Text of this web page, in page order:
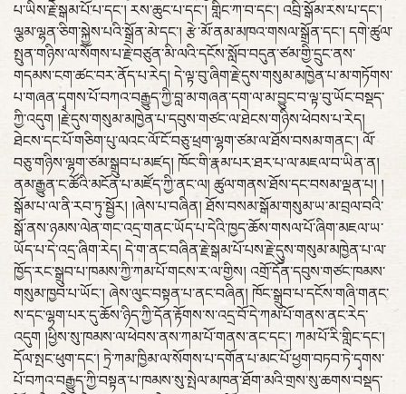
པ་ཡིས་རྗེ་སྒམ་པོ་པ་དང་། རས་ཆུང་པ་དང་། གླིང་ཀ་བ་དང་། འབྲི་སྒོམ་རས་པ་དང་།
ལྕམ་ལྷན་ཅིག་སྐྱེས་པའི་སྒྲོན་མེ་དང་། རྩེ་མོ་ནམ་མཁའ་གསལ་སྒྲོན་དང་། དགེ་ཚུལ་
སྤུན་གཉིས་ལ་སོགས་པ་རྗེ་བཙུན་མི་ལའི་དངོས་སློབ་བདུན་ཙམ་གྱི་དྲུང་ནས་
གདམས་ངག་ཚང་བར་ནོད་པ་རེད། དེ་ལྟ་བུ་ཞིག་རྗེ་དུས་གསུམ་མཁྱེན་པ་མ་གཏོགས་
པ་གཞན་དྭགས་པོ་བཀའ་བརྒྱུད་ཀྱི་བླ་མ་གཞན་དག་ལ་མ་བྱུང་བ་ལྟ་བུ་ཡོང་བསྡད་
ཀྱི་འདུག །རྗེ་དུས་གསུམ་མཁྱེན་པ་དབུས་གཙང་ལ་ཐེངས་གཉིས་ཕེབས་པ་རེད།
ཐེངས་དང་པོ་གཅིག་པུ་ལའང་ལོ་ངོ་བཅུ་ཕྲག་ལྷག་ཙམ་ལ་ཐོས་བསམ་གནང་། ལོ་
བཅུ་གཉིས་ལྷག་ཙམ་སྒྲུབ་པ་མཛད། ཁོང་གི་རྣམ་པར་ཐར་པ་ལ་མཇལ་བ་ཡིན་ན།
ནམ་རྒྱུན་ང་ཚོའི་མངོན་པ་མཛོད་ཀྱི་ནང་ལ། ཚུལ་གནས་ཐོས་དང་བསམ་ལྡན་པ། །
སྒོམ་པ་ལ་ནི་རབ་ཏུ་སྦྱོར། །ཞེས་པ་བཞིན། ཐོས་བསམ་སྒོམ་གསུམ་ཡ་མ་བྲལ་བའི་
སྒོ་ནས་ཉམས་ལེན་གང་འདྲ་གནང་ཡོད་པ་དེའི་ཁྱད་ཆོས་གསལ་པོ་ཞིག་མཇལ་ཡ་
ཡོད་པ་དེ་འདྲ་ཞིག་རེད། དེ་ག་ནང་བཞིན་རྗེ་སྒམ་པོ་པས་རྗེ་དུུས་གསུམ་མཁྱེན་པ་ལ་
ཁྱོད་རང་སྒྲུབ་པ་ཁམས་ཀྱི་ཀམ་པོ་གངས་ར་ལ་གྱིས། འགྲོ་དོན་དབུས་གཙང་ཁམས་
གསུམ་ཁྱབ་པ་ཡོང་། ཞེས་ལུང་བསྟན་པ་ནང་བཞིན། ཁོང་སྒྲུབ་པ་དངོས་གཞི་གནང་
ས་དང་ལྷག་པར་དུ་ཆོས་ཉིད་ཀྱི་དོན་རྟོགས་ས་འདྲ་བོ་དེ་ཀམ་པོ་གནས་ནང་རེད་
འདུག །ཕྱིས་སུ་ཁམས་ལ་ཕེབས་ནས་ཀམ་པོ་གནས་ནང་དང་། ཀམ་པོ་རི་གླིང་དང་།
དོལ་སྤང་ཕུག་དང་། ཏྲེ་ཀམ་ཁྱིམ་ལ་སོགས་པ་དགོན་པ་མང་པོ་ཕྱག་བཏབ་ཏེ་དྭགས་
པོ་བཀའ་བརྒྱུད་ཀྱི་བསྟན་པ་ཁམས་སུ་སྤེལ་མཁན་ཐོག་མའི་གྲས་སུ་ཆགས་བསྡད་